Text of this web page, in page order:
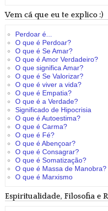
Vem cá que eu te explico :)
Perdoar é...
O que é Perdoar?
O que é Se Amar?
O que é Amor Verdadeiro?
O que significa Amar?
O que é Se Valorizar?
O que é viver a vida?
O que é Empatia?
O que é a Verdade?
Significado de Hipocrisia
O que é Autoestima?
O que é Carma?
O que é Fé?
O que é Abençoar?
O que é Consagrar?
O que é Somatização?
O que é Massa de Manobra?
O que é Marxismo
Espiritualidade, Filosofia e